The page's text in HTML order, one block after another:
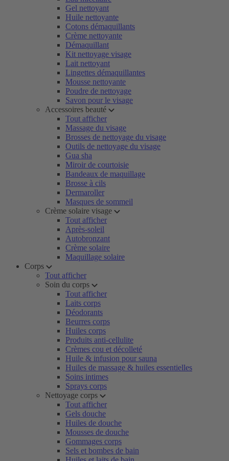
Gel nettoyant
Huile nettoyante
Cotons démaquillants
Crème nettoyante
Démaquillant
Kit nettoyage visage
Lait nettoyant
Lingettes démaquillantes
Mousse nettoyante
Poudre de nettoyage
Savon pour le visage
Accessoires beauté
Tout afficher
Massage du visage
Brosses de nettoyage du visage
Outils de nettoyage du visage
Gua sha
Miroir de courtoisie
Bandeaux de maquillage
Brosse à cils
Dermaroller
Masques de sommeil
Crème solaire visage
Tout afficher
Après-soleil
Autobronzant
Crème solaire
Maquillage solaire
Corps
Tout afficher
Soin du corps
Tout afficher
Laits corps
Déodorants
Beurres corps
Huiles corps
Produits anti-cellulite
Crèmes cou et décolleté
Huile & infusion pour sauna
Huiles de massage & huiles essentielles
Soins intimes
Sprays corps
Nettoyage corps
Tout afficher
Gels douche
Huiles de douche
Mousses de douche
Gommages corps
Sels et bombes de bain